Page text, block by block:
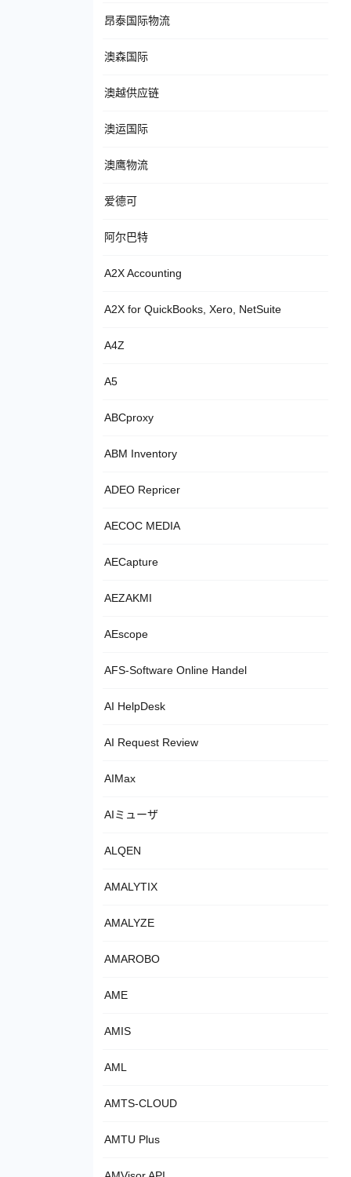
昂泰国际物流
澳森国际
澳越供应链
澳运国际
澳鹰物流
爱德可
阿尔巴特
A2X Accounting
A2X for QuickBooks, Xero, NetSuite
A4Z
A5
ABCproxy
ABM Inventory
ADEO Repricer
AECOC MEDIA
AECapture
AEZAKMI
AEscope
AFS-Software Online Handel
AI HelpDesk
AI Request Review
AIMax
AIミューザ
ALQEN
AMALYTIX
AMALYZE
AMAROBO
AME
AMIS
AML
AMTS-CLOUD
AMTU Plus